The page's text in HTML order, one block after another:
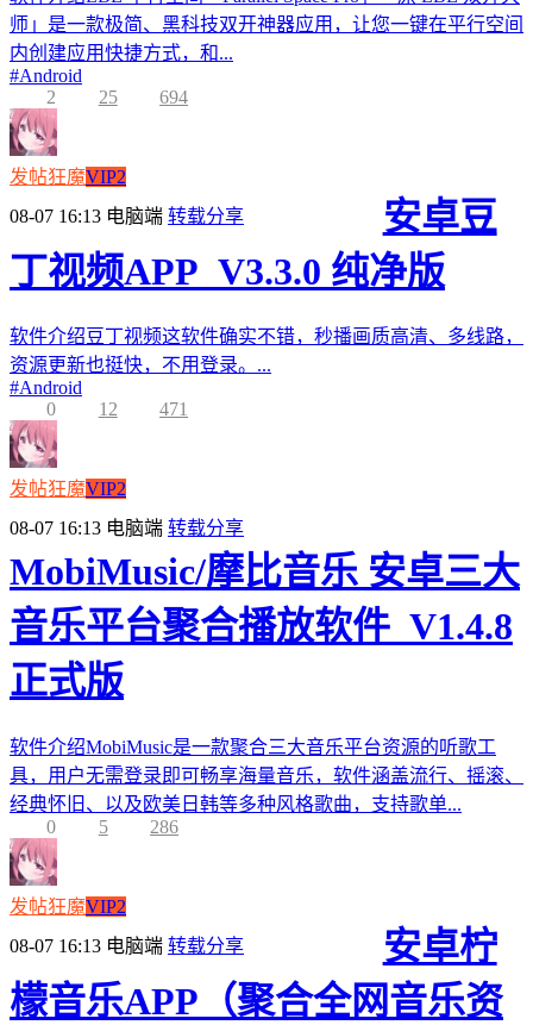
师」是一款极简、黑科技双开神器应用，让您一键在平行空间
内创建应用快捷方式，和...
#Android
2
25 694
发帖狂魔VIP2
08-07 16:13 电脑端 转载分享
安卓豆
丁视频APP_V3.3.0 纯净版
软件介绍豆丁视频这软件确实不错，秒播画质高清、多线路，
资源更新也挺快，不用登录。...
#Android
0
12 471
发帖狂魔VIP2
08-07 16:13 电脑端 转载分享
MobiMusic/摩比音乐 安卓三大
音乐平台聚合播放软件_V1.4.8
正式版
软件介绍MobiMusic是一款聚合三大音乐平台资源的听歌工
具，用户无需登录即可畅享海量音乐，软件涵盖流行、摇滚、
经典怀旧、以及欧美日韩等多种风格歌曲，支持歌单...
0
5 286
发帖狂魔VIP2
08-07 16:13 电脑端 转载分享
安卓柠
檬音乐APP（聚合全网音乐资